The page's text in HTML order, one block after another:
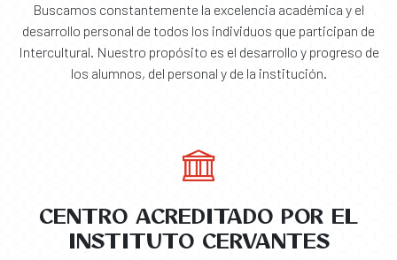
Buscamos constantemente la excelencia académica y el
desarrollo personal de todos los individuos que participan de
Intercultural. Nuestro propósito es el desarrollo y progreso de
los alumnos, del personal y de la institución.
CENTRO ACREDITADO POR EL
INSTITUTO CERVANTES